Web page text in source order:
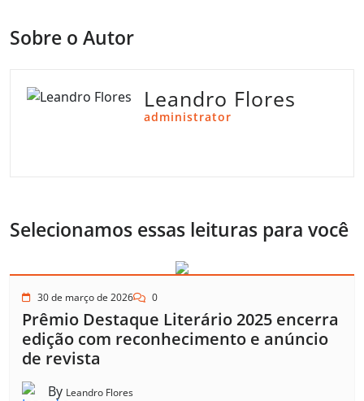
Sobre o Autor
Leandro Flores
administrator
Selecionamos essas leituras para você
30 de março de 2026 0
Prêmio Destaque Literário 2025 encerra
edição com reconhecimento e anúncio
de revista
By Leandro Flores